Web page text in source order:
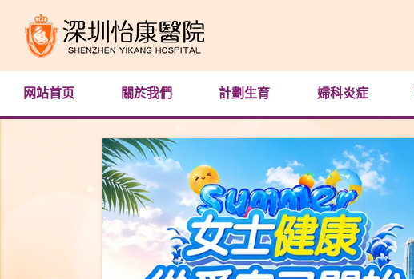
网站首页 關於我們 計劃生育 婦科炎症